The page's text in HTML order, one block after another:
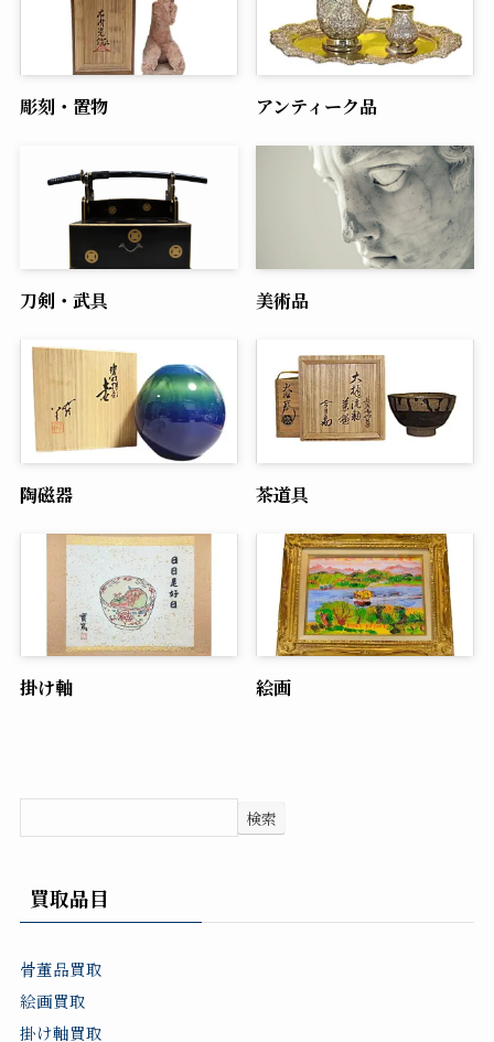
彫刻・置物 アンティーク品
刀剣・武具 美術品
陶磁器 茶道具
掛け軸 絵画
検索
買取品目
骨董品買取
絵画買取
掛け軸買取